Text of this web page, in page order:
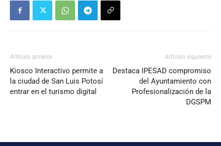
Artículo anterior
Kiosco Interactivo permite a
la ciudad de San Luis Potosí
entrar en el turismo digital
Artículo siguiente
Destaca IPESAD compromiso
del Ayuntamiento con
Profesionalización de la
DGSPM